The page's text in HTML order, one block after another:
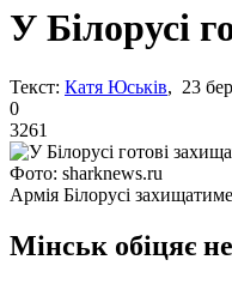
У Білорусі
Текст: Катя Юськів, 23
0
3261
Фото: sharknews.ru
Армія Білорусі
Мінськ обіцяє